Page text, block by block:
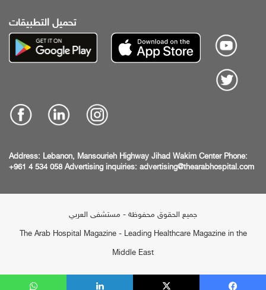
تحميل التطبيقات
Address: Lebanon, Mansourieh Highway Jihad Wakim Center Phone:
+961 4 534 058 Advertising inquiries: advertising@thearabhospital.com
جميع الحقوق محفوظة - مستشفى العربي
The Arab Hospital Magazine - Leading Healthcare Magazine in the
Middle East